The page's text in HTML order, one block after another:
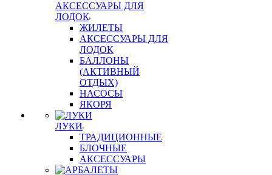
АКСЕССУАРЫ ДЛЯ
ЛОДОК
ЖИЛЕТЫ
АКСЕССУАРЫ ДЛЯ
ЛОДОК
БАЛЛОНЫ
(АКТИВНЫЙ
ОТДЫХ)
НАСОСЫ
ЯКОРЯ
ЛУКИ
ТРАДИЦИОННЫЕ
БЛОЧНЫЕ
АКСЕССУАРЫ